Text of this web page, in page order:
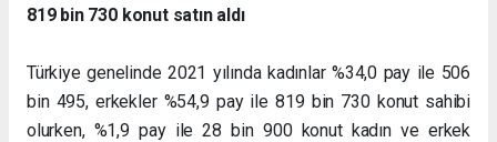
819 bin 730 konut satın aldı
Türkiye genelinde 2021 yılında kadınlar %34,0 pay ile 506
bin 495, erkekler %54,9 pay ile 819 bin 730 konut sahibi
olurken, %1,9 pay ile 28 bin 900 konut kadın ve erkek